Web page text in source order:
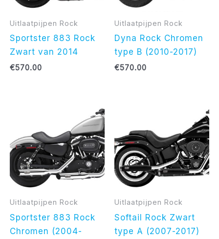
Uitlaatpijpen Rock
Sportster 883 Rock
Zwart van 2014
€570.00
Uitlaatpijpen Rock
Dyna Rock Chromen
type B (2010-2017)
€570.00
Uitlaatpijpen Rock
Sportster 883 Rock
Chromen (2004-
Uitlaatpijpen Rock
Softail Rock Zwart
type A (2007-2017)